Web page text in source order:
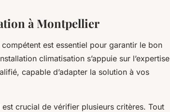
à Montpellier
est essentiel pour garantir le bon
climatisation s’appuie sur l’expertise
capable d’adapter la solution à vos
crucial de vérifier plusieurs critères. Tout